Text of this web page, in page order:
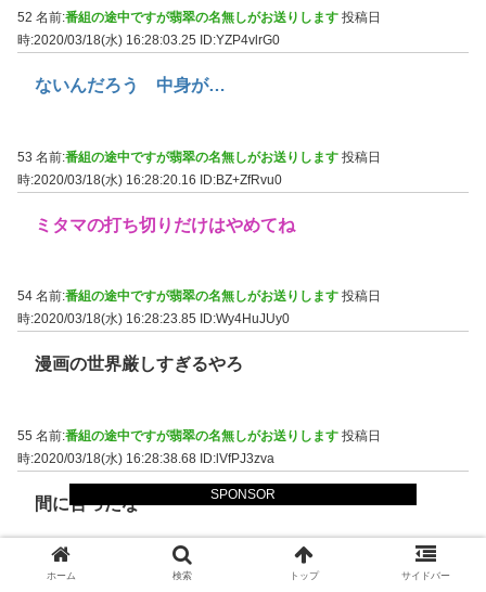
SPONSOR
52 名前:番組の途中ですが翡翠の名無しがお送りします 投稿日
時:2020/03/18(水) 16:28:03.25
ID:YZP4vlrG0
ないんだろう 中身が…
53 名前:番組の途中ですが翡翠の名無しがお送りします 投稿日
時:2020/03/18(水) 16:28:20.16 ID:BZ+ZfRvu0
ミタマの打ち切りだけはやめてね
54 名前:番組の途中ですが翡翠の名無しがお送りします 投稿日
時:2020/03/18(水) 16:28:23.85
ID:Wy4HuJUy0
漫画の世界厳しすぎるやろ
55 名前:番組の途中ですが翡翠の名無しがお送りします 投稿日
時:2020/03/18(水) 16:28:38.68 ID:lVfPJ3zva
間に合ったな
56 名前:番組の途中ですが翡翠の名無しがお送りします
ホーム 検索 トップ サイドバー